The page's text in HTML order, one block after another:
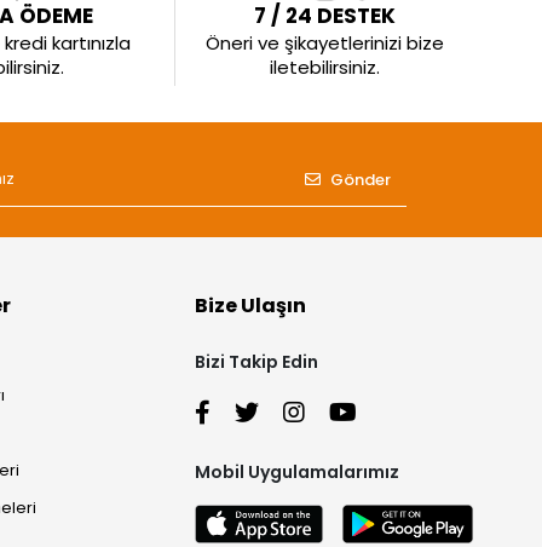
ÖDEME
kartınızla
7 / 24 DESTEK
Öneri ve şikayetlerinizi bize
iletebilirsiniz.
Gönder
Bize Ulaşın
Bizi Takip Edin
Mobil Uygulamalarımız